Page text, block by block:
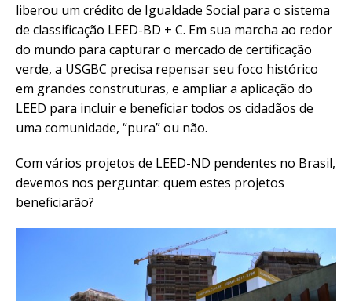
liberou um crédito de Igualdade Social para o sistema
de classificação LEED-BD + C. Em sua marcha ao redor
do mundo para capturar o mercado de certificação
verde, a USGBC precisa repensar seu foco histórico
em grandes construturas, e ampliar a aplicação do
LEED para incluir e beneficiar todos os cidadãos de
uma comunidade, “pura” ou não.
Com vários projetos de LEED-ND pendentes no Brasil,
devemos nos perguntar: quem estes projetos
beneficiarão?